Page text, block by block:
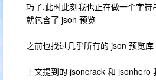
巧了,此时此刻我也正在做一个字
就包含了 json 预览
之前也找过几乎所有的 json 预览库
上文提到的 jsoncrack 和